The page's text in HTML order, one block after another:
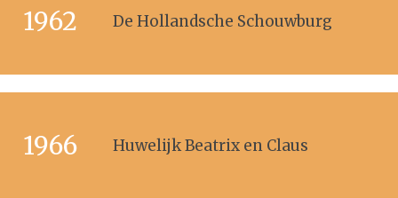
1962 De Hollandsche Schouwburg
1966 Huwelijk Beatrix en Claus